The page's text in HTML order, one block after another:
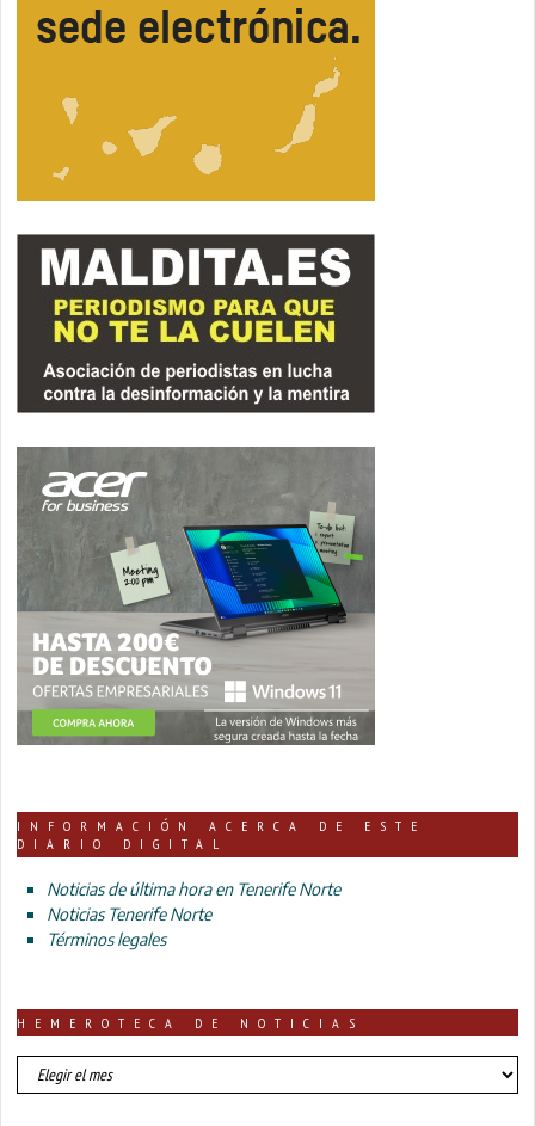
INFORMACIÓN ACERCA DE ESTE
DIARIO DIGITAL
Noticias de última hora en Tenerife Norte
Noticias Tenerife Norte
Términos legales
HEMEROTECA DE NOTICIAS
HEMEROTECA
DE